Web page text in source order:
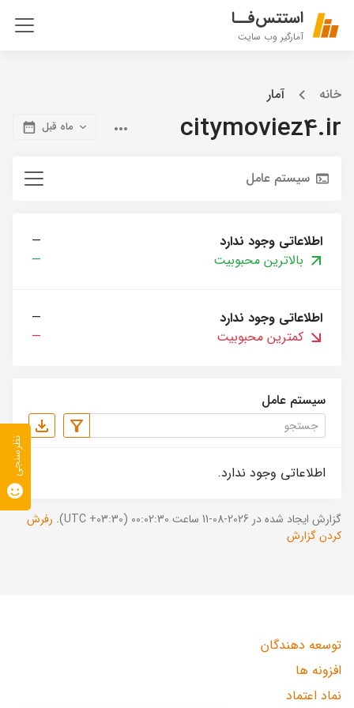
استتس‌فــا
آمارگیر وب سایت
خانه آمار
citymoviez4.ir ماه قبل
سیستم عامل
اطلاعاتی وجود ندارد
—
بالاترین محبوبیت
—
اطلاعاتی وجود ندارد
—
کمترین محبوبیت
—
سیستم عامل
اطلاعاتی وجود ندارد.
گزارش ایجاد شده در 2026-08-11 ساعت 00:02:30 (UTC +03:30).
رفرش
کردن گزارش
توسعه دهندگان
افزونه ها
نماد اعتماد
نظرسنجی